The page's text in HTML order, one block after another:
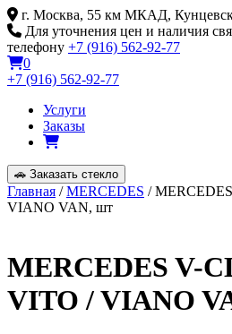
Skip
to
content
г. Москва, 55 км МКАД,
Для уточнения цен и наличия
телефону +7 (916) 562-92-77
0
+7 (916) 562-92-77
Услуги
Заказы
🚗 Заказать стекло
Главная /MERCEDES /
VIANO VAN, шт
MERCEDES V-
VITO / VIANO